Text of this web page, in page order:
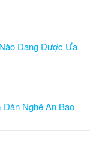
Đang Được Ưa
Đàn Nghệ An Bao